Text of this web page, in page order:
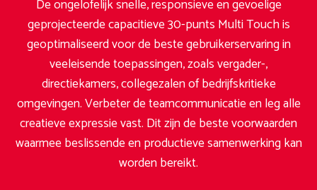
De ongelofelijk snelle, responsieve en gevoelige
geprojecteerde capacitieve 30-punts Multi Touch is
geoptimaliseerd voor de beste gebruikerservaring in
veeleisende toepassingen, zoals vergader-,
directiekamers, collegezalen of bedrijfskritieke
omgevingen. Verbeter de teamcommunicatie en leg alle
creatieve expressie vast. Dit zijn de beste voorwaarden
waarmee beslissende en productieve samenwerking kan
worden bereikt.